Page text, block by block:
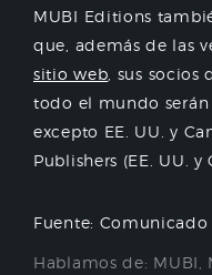
MUBI Editions
que, además de las
sitio web , sus
todo el mundo serán
excepto EE. UU. y
Publishers (EE. UU. y
Fuente: Comunicado
Hablamos de: MUBI